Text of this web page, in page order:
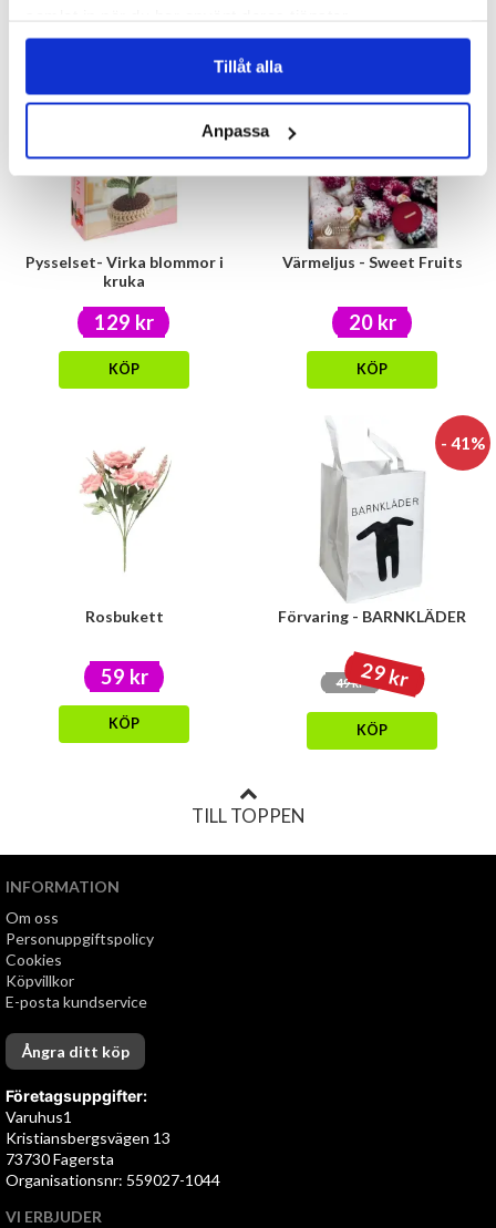
Tillåt alla
Anpassa
Pysselset- Virka blommor i
kruka
129 kr
KÖP
Värmeljus - Sweet Fruits
20 kr
KÖP
Rosbukett
59 kr
KÖP
- 41%
Förvaring - BARNKLÄDER
49 kr29 kr
KÖP
TILL TOPPEN
INFORMATION
Om oss
Personuppgiftspolicy
Cookies
Köpvillkor
E-posta kundservice
Ångra ditt köp
Företagsuppgifter:
Varuhus1
Kristiansbergsvägen 13
73730 Fagersta
Organisationsnr: 559027-1044
VI ERBJUDER